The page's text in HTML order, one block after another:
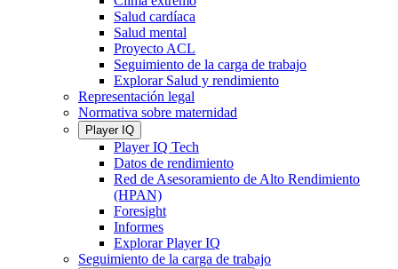
Salud cardíaca
Salud mental
Proyecto ACL
Seguimiento de la carga de trabajo
Explorar Salud y rendimiento
Representación legal
Normativa sobre maternidad
Player IQ
Player IQ Tech
Datos de rendimiento
Red de Asesoramiento de Alto Rendimiento
(HPAN)
Foresight
Informes
Explorar Player IQ
Seguimiento de la carga de trabajo